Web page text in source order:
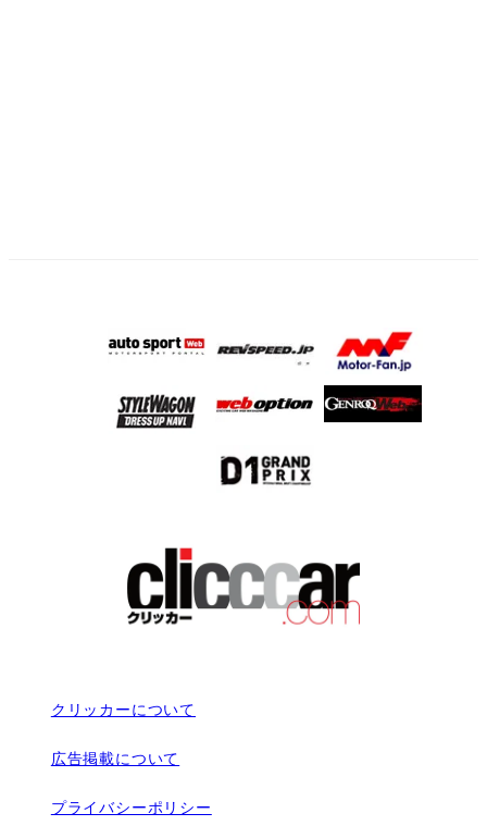
クリッカーについて
広告掲載について
プライバシーポリシー